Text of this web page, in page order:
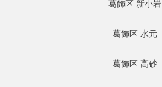
葛飾区 新小岩
葛飾区 水元
葛飾区 高砂